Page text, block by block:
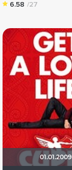
6.58 /27
01.01.2009